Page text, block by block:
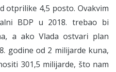
otprilike 4,5 posto. Ovakvim
BDP u 2018. trebao bi
a ako Vlada ostvari plan
godine od 2 milijarde kuna,
301,5 milijarde, što nam